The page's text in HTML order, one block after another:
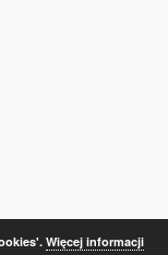
Więcej informacji